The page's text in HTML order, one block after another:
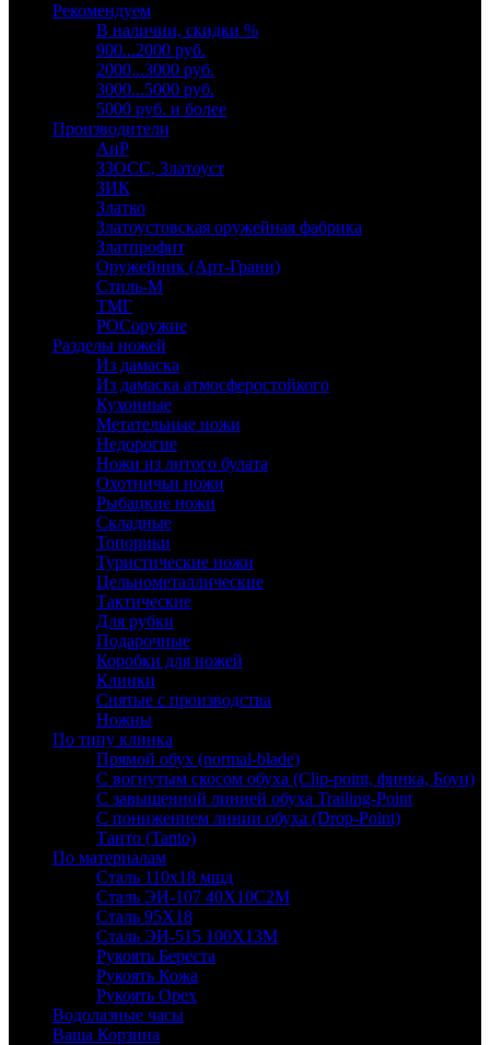
Рекомендуем
В наличии, скидки %
900...2000 руб.
2000...3000 руб.
3000...5000 руб.
5000 руб. и более
Производители
АиР
ЗЗОСС, Златоуст
ЗИК
Златко
Златоустовская оружейная фабрика
Златпрофит
Оружейник (Арт-Грани)
Стиль-М
ТМГ
РОСоружие
Разделы ножей
Из дамаска
Из дамаска атмосферостойкого
Кухонные
Метательные ножи
Недорогие
Ножи из литого булата
Охотничьи ножи
Рыбацкие ножи
Складные
Топорики
Туристические ножи
Цельнометаллические
Тактические
Для рубки
Подарочные
Коробки для ножей
Клинки
Снятые с производства
Ножны
По типу клинка
Прямой обух (normal-blade)
С вогнутым скосом обуха (Clip-point, финка, Боуи)
С завышенной линией обуха Trailing-Point
С понижением линии обуха (Drop-Point)
Танто (Tanto)
По материалам
Сталь 110х18 мшд
Сталь ЭИ-107 40Х10С2М
Сталь 95Х18
Сталь ЭИ-515 100Х13М
Рукоять Береста
Рукоять Кожа
Рукоять Орех
Водолазные часы
Ваша Корзина